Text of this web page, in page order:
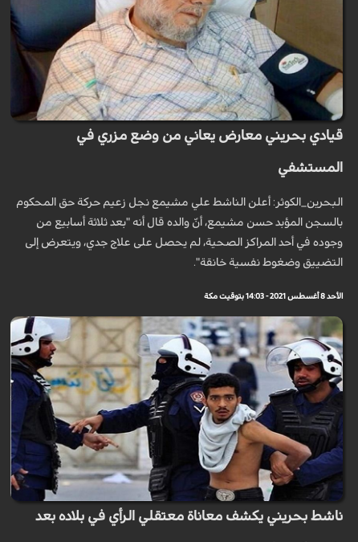
قيادي بحريني معارض يعاني من وضع مزري في
المستشفي
البحرین_الکوثر: أعلن الناشط علي مشيمع نجل زعيم حركة حق المحكوم
بالسجن المؤبد حسن مشيمع، أنّ والده قال أنه "بعد ثلاثة أسابيع من
وجوده في أحد المراكز الصحية، لم يحصل على علاج جدي، ويتعرض إلى
التضييق وضغوط نفسية خانقة".
الأحد 8 أغسطس 2021 - 14:03 بتوقيت مكة
ناشط بحريني يكشف معاناة معتقلي الرأي في بلاده بعد